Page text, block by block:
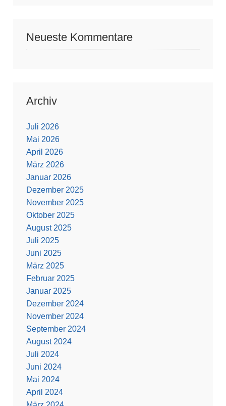
Neueste Kommentare
Archiv
Juli 2026
Mai 2026
April 2026
März 2026
Januar 2026
Dezember 2025
November 2025
Oktober 2025
August 2025
Juli 2025
Juni 2025
März 2025
Februar 2025
Januar 2025
Dezember 2024
November 2024
September 2024
August 2024
Juli 2024
Juni 2024
Mai 2024
April 2024